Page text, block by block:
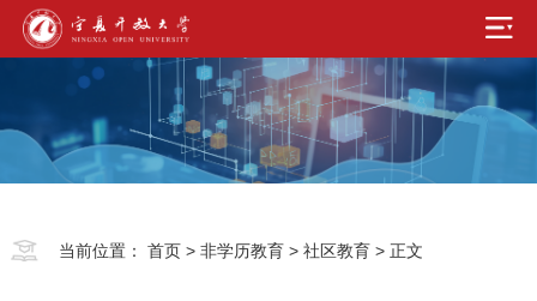
当前位置： 首页> 非学历教育> 社区教育> 正文